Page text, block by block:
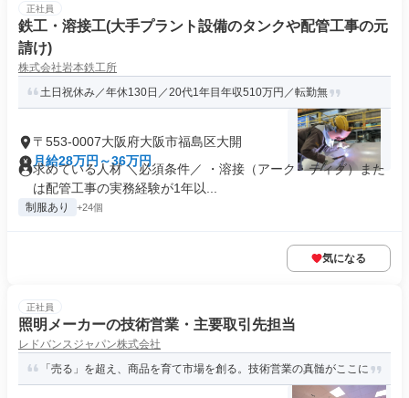
正社員
鉄工・溶接工(大手プラント設備のタンクや配管工事の元
請け)
株式会社岩本鉄工所
土日祝休み／年休130日／20代1年目年収510万円／転勤無
〒553-0007大阪府大阪市福島区大開
月給28万円～36万円
求めている人材 ＼必須条件／ ・溶接（アーク・ティグ）また
は配管工事の実務経験が1年以...
制服あり +24個
気になる
正社員
照明メーカーの技術営業・主要取引先担当
レドバンスジャパン株式会社
「売る」を超え、商品を育て市場を創る。技術営業の真髄がここに